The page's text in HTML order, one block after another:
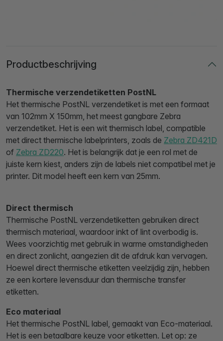
Productbeschrijving
Thermische verzendetiketten PostNL
Het thermische PostNL verzendetiket is met een formaat
van 102mm X 150mm, het meest gangbare Zebra
verzendetiket. Het is een wit thermisch label, compatible
met direct thermische labelprinters, zoals de Zebra ZD421D
of Zebra ZD220. Het is belangrijk dat je een rol met de
juiste kern kiest, anders zijn de labels niet compatibel met je
printer. Dit model heeft een kern van 25mm.
Direct thermisch
Thermische PostNL verzendetiketten gebruiken direct
thermisch materiaal, waardoor inkt of lint overbodig is.
Wees voorzichtig met gebruik in warme omstandigheden
en direct zonlicht, aangezien dit de afdruk kan vervagen.
Hoewel direct thermische etiketten veelzijdig zijn, hebben
ze een kortere levensduur dan thermische transfer
etiketten.
Eco materiaal
Het thermische PostNL label, gemaakt van Eco-materiaal.
Het is een betaalbare keuze voor etiketten. Let op: ze